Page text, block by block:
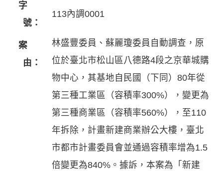
字
號：
113內調0001
案
由：
林盛豐委員、蘇麗瓊委員自動調查，原
位於臺北市松山區八德路4段之京華城購
物中心，其基地自民國（下同）80年從
第三種工業區（容積率300%），變更為
第三種商業區（容積率560%），至110
年拆除，計畫新建商業辦公大樓，臺北
市都市計畫委員會並通過容積率增為1.5
倍變更為840%。據訴，本案為「新建